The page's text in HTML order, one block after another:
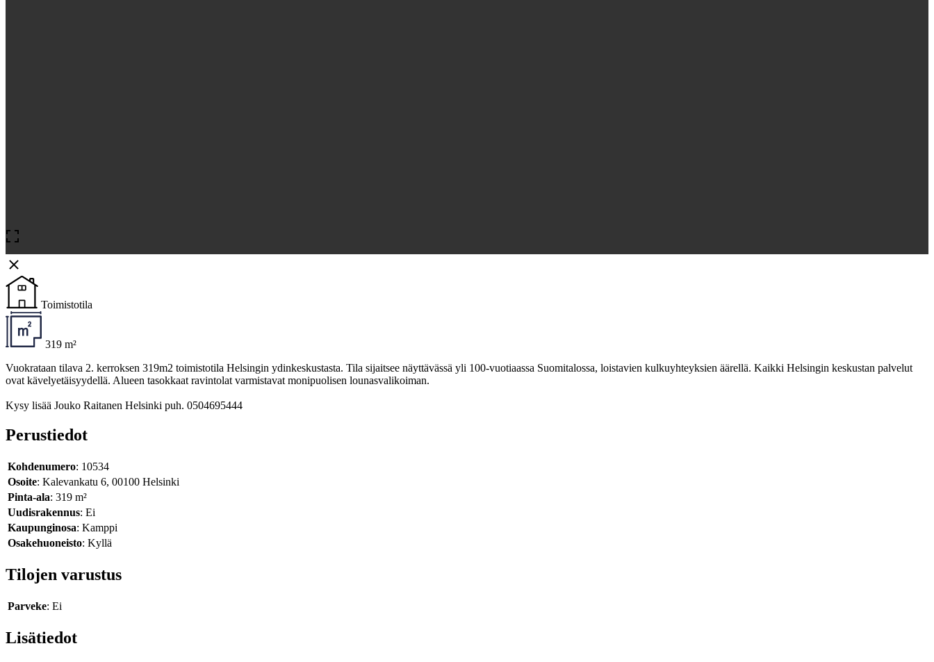
Toimistotila
319 m²
Vuokrataan tilava 2. kerroksen 319m2 toimistotila Helsingin ydinkeskustasta. Tila sijaitsee näyttävässä yli 100-vuotiaassa Suomitalossa, loistavien kulkuyhteyksien äärellä. Kaikki Helsingin keskustan palvelut
ovat kävelyetäisyydellä. Alueen tasokkaat ravintolat varmistavat monipuolisen lounasvalikoiman.
Kysy lisää Jouko Raitanen Helsinki puh. 0504695444
Perustiedot
Kohdenumero: 10534
Osoite: Kalevankatu 6, 00100 Helsinki
Pinta-ala: 319 m²
Uudisrakennus: Ei
Kaupunginosa: Kamppi
Osakehuoneisto: Kyllä
Tilojen varustus
Parveke: Ei
Lisätiedot